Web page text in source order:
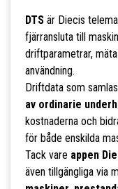
DTSär Diecis
fjärransluta till
driftparametrar,
användning.
Driftdata som
av ordinarie
kostnaderna och
för både enskilda
Tack vare appen
även tillgängliga via